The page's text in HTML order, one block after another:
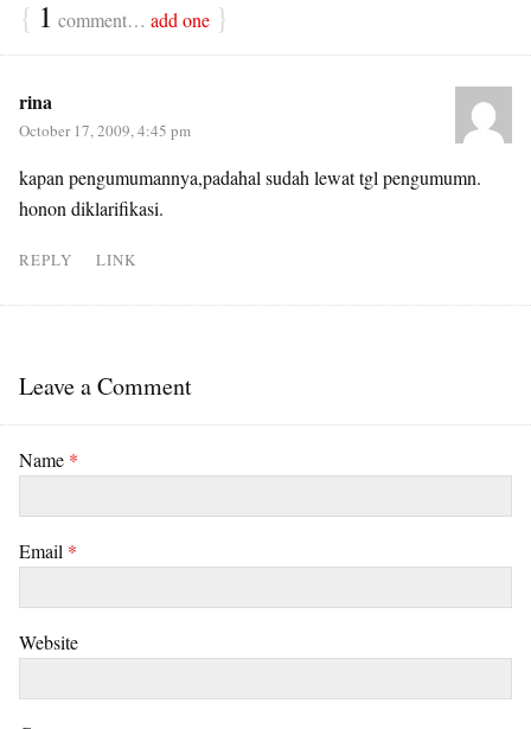
{ 1 comment… add one }
rina
October 17, 2009, 4:45 pm
kapan pengumumannya,padahal sudah lewat tgl pengumumn.
honon diklarifikasi.
REPLY LINK
Leave a Comment
Name *
Email *
Website